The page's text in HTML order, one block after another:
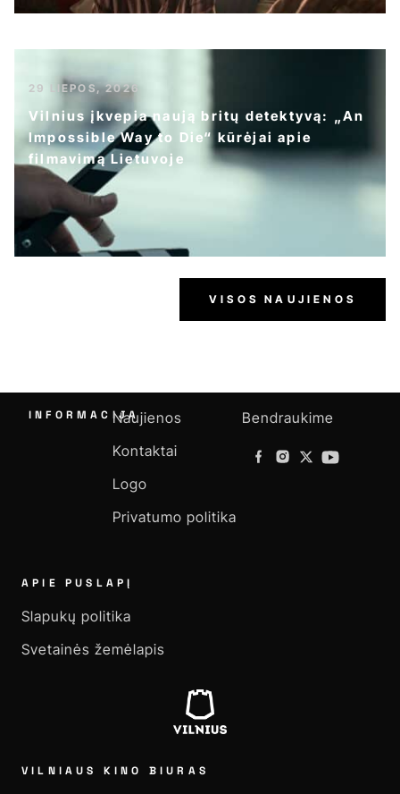
29 LIEPOS, 2026
Vilnius įkvepia naują britų detektyvą: „An
Impossible Way to Die“ kūrėjai apie
filmavimą Lietuvoje
VISOS NAUJIENOS
INFORMACIJANaujienos
Kontaktai
Logo
Privatumo politika
Bendraukime
APIE PUSLAPĮ
Slapukų politika
Svetainės žemėlapis
VILNIAUS KINO BIURAS